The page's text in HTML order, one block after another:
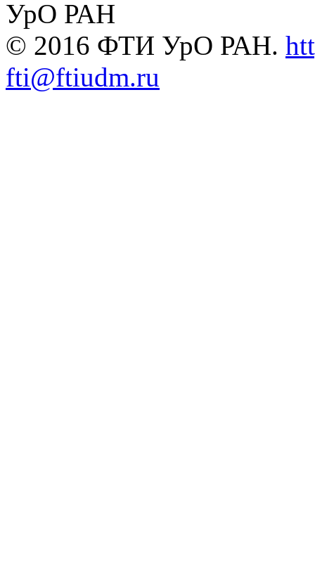
УрО РАН
© 2016 ФТИ УрО РАН.
fti@ftiudm.ru